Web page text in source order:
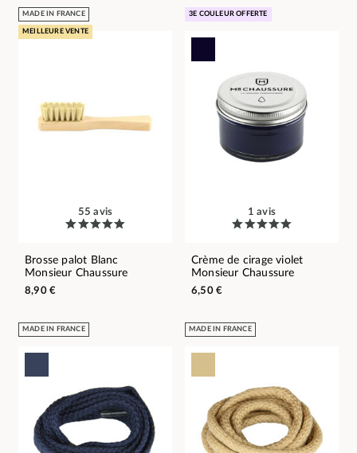
MADE IN FRANCE
MEILLEURE VENTE
55 avis
Brosse palot Blanc
Monsieur Chaussure
8,90 €
3E COULEUR OFFERTE
1 avis
Crème de cirage violet
Monsieur Chaussure
6,50 €
MADE IN FRANCE MADE IN FRANCE